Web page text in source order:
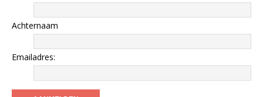
Achternaam
Emailadres: